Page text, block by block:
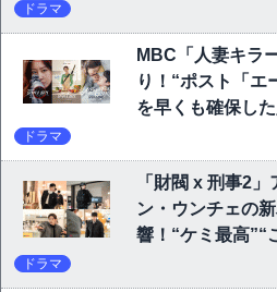
ドラマ
MBC「人妻キラ
り！“ポスト「エ
を早くも確保し
ドラマ
「財閥 x 刑事2
ン・ウンチェの
響！“ケミ最高”“
ドラマ